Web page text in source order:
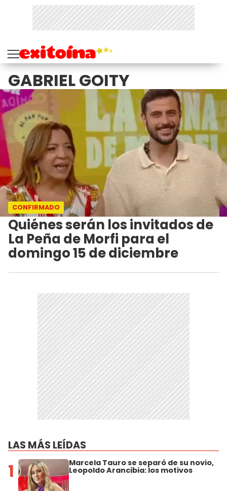
GABRIEL GOITY
CONFIRMADO
Quiénes serán los invitados de
La Peña de Morfi para el
domingo 15 de diciembre
LAS MÁS LEÍDAS
1 Marcela Tauro se separó de su novio,
Leopoldo Arancibia: los motivos